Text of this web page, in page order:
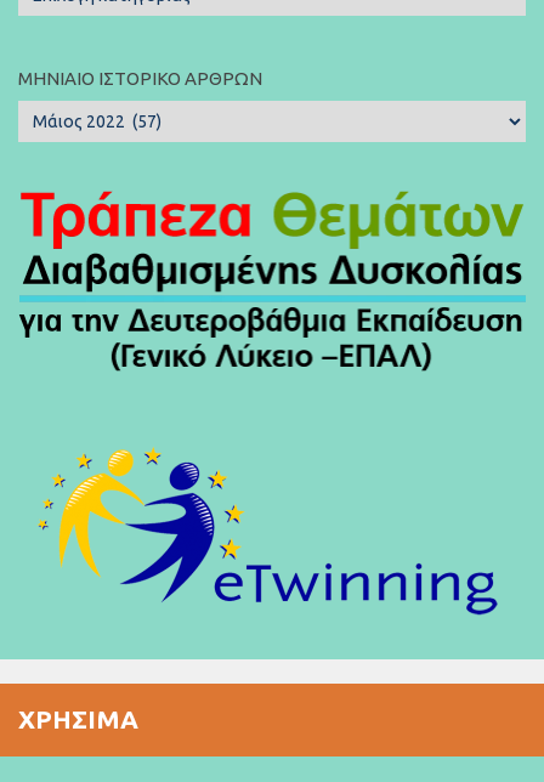
Άρθρων:
ΜΗΝΙΑΊΟ ΙΣΤΟΡΙΚΌ ΆΡΘΡΩΝ
Μηνιαίο
Ιστορικό
ΧΡΉΣΙΜΑ